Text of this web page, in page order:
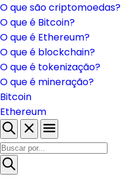
O que são criptomoedas?
O que é Bitcoin?
O que é Ethereum?
O que é blockchain?
O que é tokenização?
O que é mineração?
Bitcoin
Ethereum